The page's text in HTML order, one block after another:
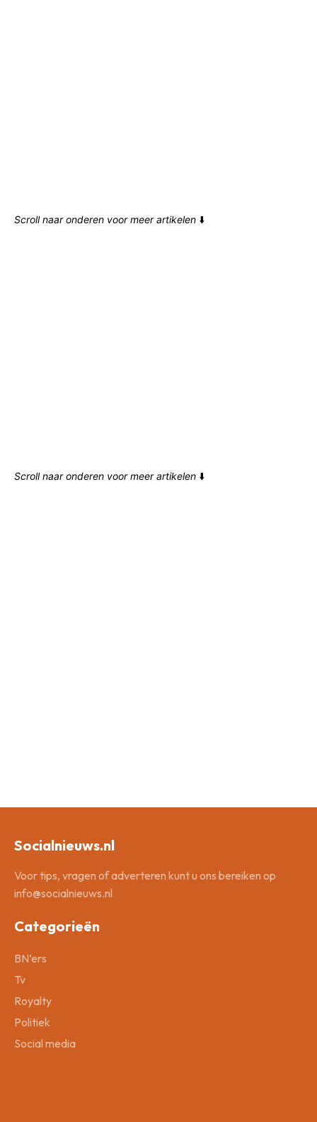
Scroll naar onderen voor meer artikelen ⬇️
Scroll naar onderen voor meer artikelen ⬇️
Socialnieuws.nl
Voor tips, vragen of adverteren kunt u ons bereiken op
info@socialnieuws.nl
Categorieën
BN’ers
Tv
Royalty
Politiek
Social media